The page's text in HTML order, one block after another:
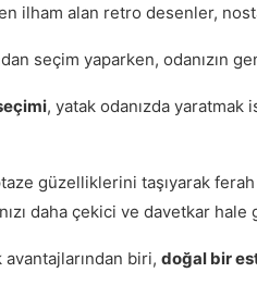
ilham alan retro desenler,
seçim yaparken, odanızın
, yatak odanızda
güzelliklerini taşıyarak
daha çekici ve davetkar hale
biri, doğal bir